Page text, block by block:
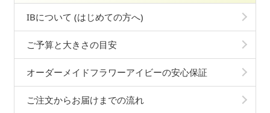
IBについて (はじめての方へ)
ご予算と大きさの目安
オーダーメイドフラワーアイビーの安心保証
ご注文からお届けまでの流れ